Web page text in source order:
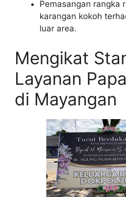
Pemasangan rangka
karangan kokoh
luar area.
Mengikat
Layanan
di Mayangan